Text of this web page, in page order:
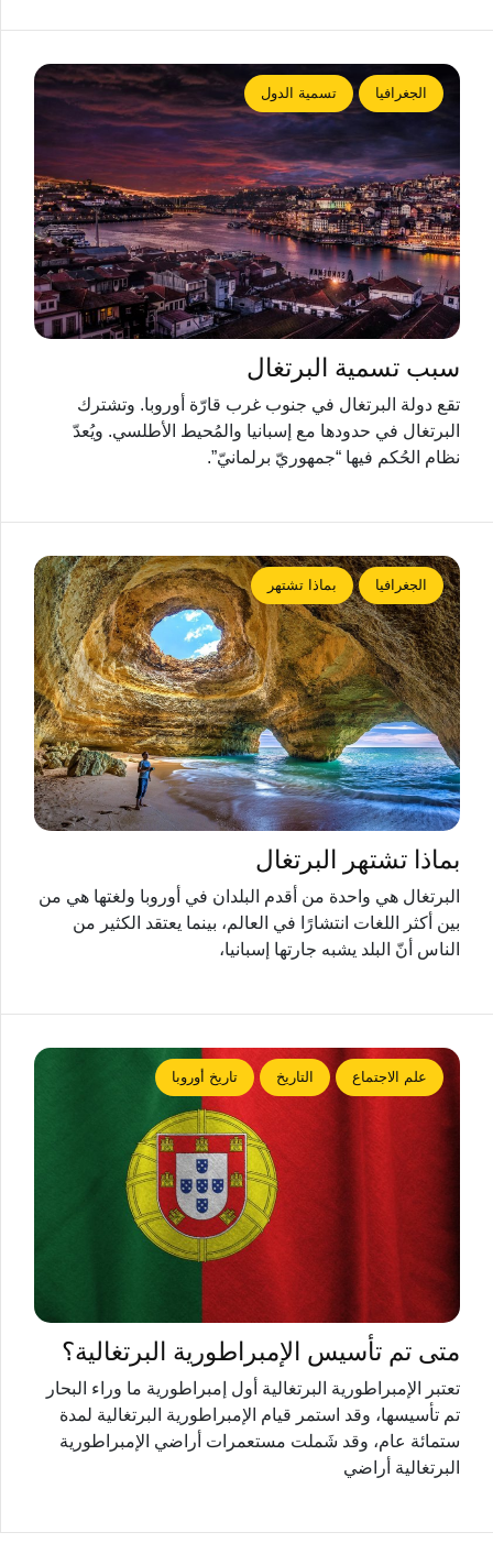
الجغرافيا تسمية الدول
سبب تسمية البرتغال
تقع دولة البرتغال في جنوب غرب قارّة أوروبا. وتشترك
البرتغال في حدودها مع إسبانيا والمُحيط الأطلسي. ويُعدّ
نظام الحُكم فيها “جمهوريّ برلمانيّ”.
الجغرافيا بماذا تشتهر
بماذا تشتهر البرتغال
البرتغال هي واحدة من أقدم البلدان في أوروبا ولغتها هي من
بين أكثر اللغات انتشارًا في العالم، بينما يعتقد الكثير من
الناس أنّ البلد يشبه جارتها إسبانيا،
علم الاجتماع التاريخ تاريخ أوروبا
متى تم تأسيس الإمبراطورية البرتغالية؟
تعتبر الإمبراطورية البرتغالية أول إمبراطورية ما وراء البحار
تم تأسيسها، وقد استمر قيام الإمبراطورية البرتغالية لمدة
ستمائة عام، وقد شَملت مستعمرات أراضي الإمبراطورية
البرتغالية أراضي